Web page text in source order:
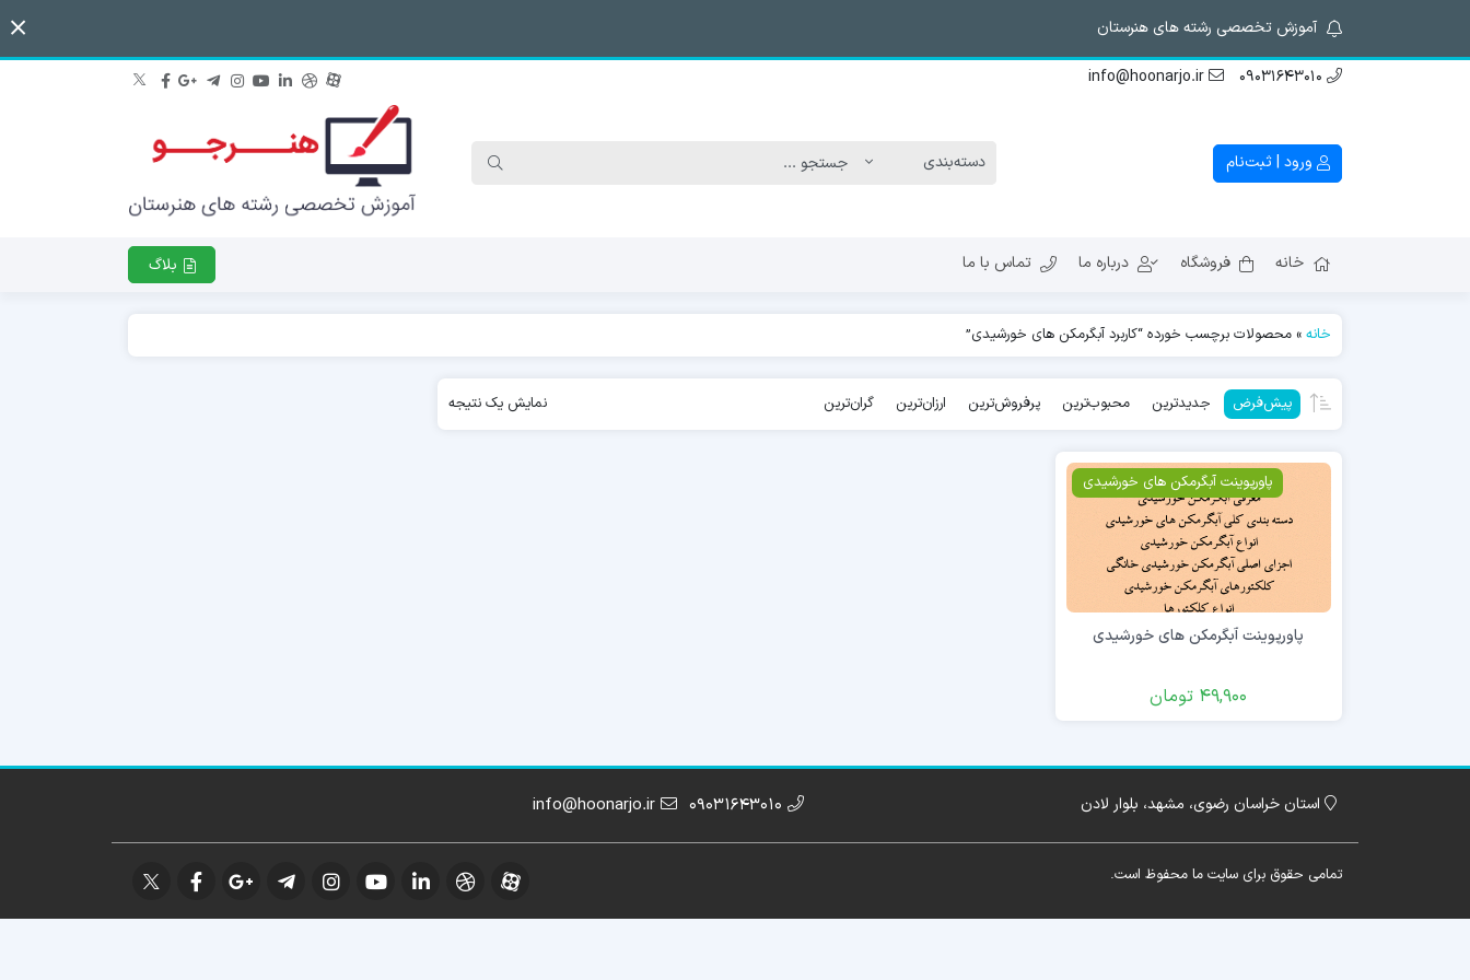
آموزش تخصصی رشته های هنرستان
09031643010
info@hoonarjo.ir
ورود | ثبت‌نام
خانه فروشگاه درباره ما تماس با ما بلاگ
خانه » محصولات برچسب خورده “کاربرد آبگرمکن های خورشیدی”
پیش‌فرض جدیدترین محبوب‌ترین پرفروش‌ترین ارزان‌ترین گران‌ترین نمایش یک نتیجه
پاورپوینت آبگرمکن های خورشیدی
پاورپوینت آبگرمکن های خورشیدی
49,900 تومان
استان خراسان رضوی، مشهد، بلوار لادن 09031643010
info@hoonarjo.ir
تمامی حقوق برای سایت ما محفوظ است.